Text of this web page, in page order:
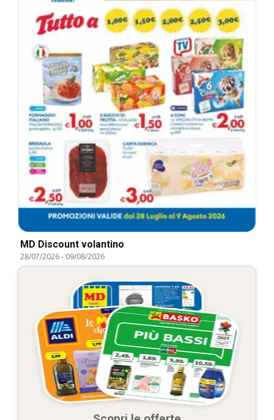
MD Discount volantino
28/07/2026- 09/08/2026